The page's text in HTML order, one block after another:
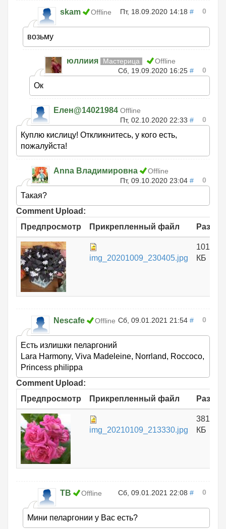
skam Offline Пт, 18.09.2020 14:18 # 0
возьму
юллиия Мастерица
Offline
Сб, 19.09.2020 16:25 # 0
Ок
Елен@14021984 Offline
Пт, 02.10.2020 22:33 # 0
Куплю кислицу! Откликнитесь, у кого есть,
пожалуйста!
Anna Владимировна
Offline
Пт, 09.10.2020 23:04 # 0
Такая?
Comment Upload:
Предпросмотр
Прикрепленный файл Размер
img_20201009_230405.jpg
1012.43
КБ
Nescafe Offline Сб, 09.01.2021 21:54 # 0
Есть излишки пеларгоний
Lara Harmony, Viva Madeleine, Norrland, Roccoco,
Princess philippa
Comment Upload:
Предпросмотр
Прикрепленный файл Размер
img_20210109_213330.jpg
381.24
КБ
ТВ Offline Сб, 09.01.2021 22:08 # 0
Мини пеларгонии у Вас есть?